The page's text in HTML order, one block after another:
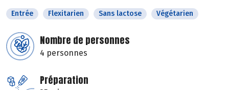
Entrée Flexitarien Sans lactose Végétarien
Nombre de personnes
4 personnes
Préparation